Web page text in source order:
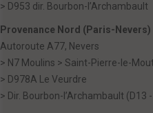
> D953 dir. Bourbon-l’Archambault
Provenance Nord (Paris-Nevers)
Autoroute A77, Nevers
> N7 Moulins > Saint-Pierre-le-
> D978A Le Veurdre
> Dir. Bourbon-l’Archambault (D13